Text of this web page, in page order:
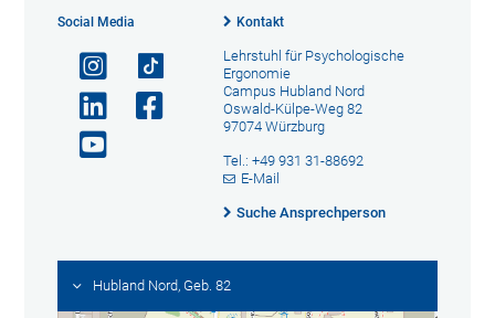
Social Media Kontakt
Lehrstuhl für Psychologische
Ergonomie
Campus Hubland Nord
Oswald-Külpe-Weg 82
97074 Würzburg
Tel.: +49 931 31-88692
E-Mail
Suche Ansprechperson
Hubland Nord, Geb. 82